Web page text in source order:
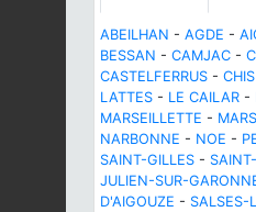
ABEILHAN - AGDE -
BESSAN - CAMJAC -
CASTELFERRUS - CHIS
LATTES - LE CAILAR -
MARSEILLETTE -
NARBONNE - NOE -
SAINT-GILLES -
JULIEN-SUR-
D'AIGOUZE - SALSES-